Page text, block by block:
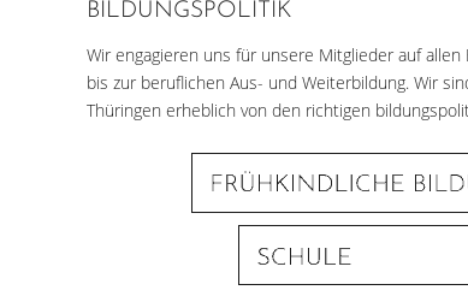
BILDUNGSPOLITIK
Wir engagieren uns für unsere Mitglieder auf
bis zur beruflichen Aus- und Weiterbildung. Wir
Thüringen erheblich von den richtigen